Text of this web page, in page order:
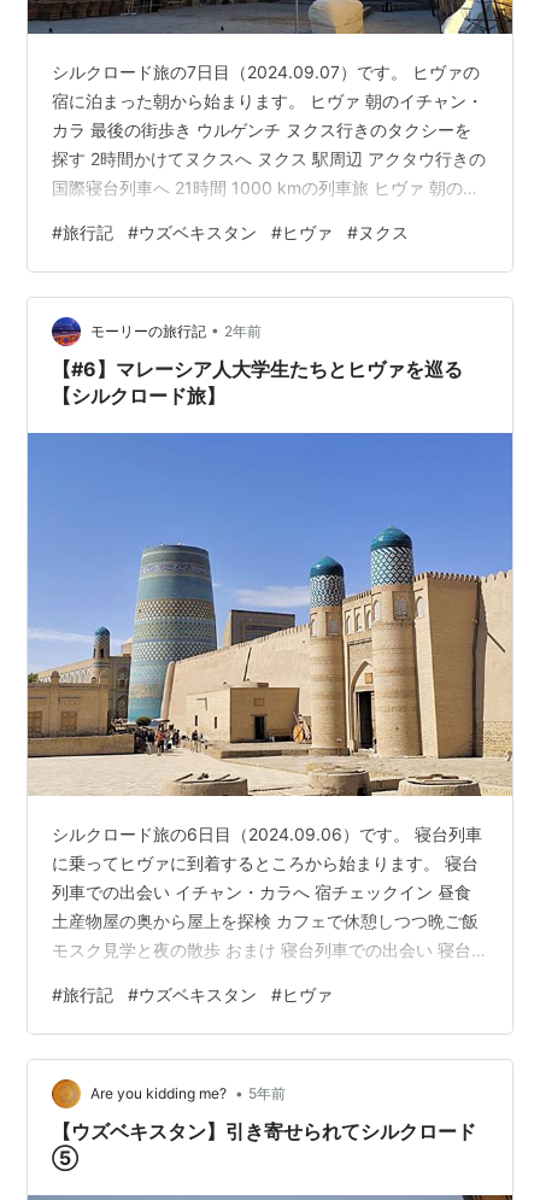
シルクロード旅の7日目（2024.09.07）です。 ヒヴァの
宿に泊まった朝から始まります。 ヒヴァ 朝のイチャン・
カラ 最後の街歩き ウルゲンチ ヌクス行きのタクシーを
探す 2時間かけてヌクスへ ヌクス 駅周辺 アクタウ行きの
国際寝台列車へ 21時間 1000 kmの列車旅 ヒヴァ 朝のイ
生たちと日の出を見るという約束をしたので、朝6:30に
宿を出てイチャン・カラに向かいます。 早朝のヒヴァは
誰も居ない 日の出と言っておきながら既に日は出てしま
っていますが、夜明けのヒヴァはめちゃくちゃ寒い。内
陸で砂漠気候なので気温の日較差は大きく、昼間は3…
#旅行記 #ウズベキスタン #ヒヴァ #ヌクス
モーリーの旅行記 • 2年前
【#6】マレーシア人大学生たちとヒヴァを巡る
【シルクロード旅】
シルクロード旅の6日目（2024.09.06）です。 寝台列車
に乗ってヒヴァに到着するところから始まります。 寝台
列車での出会い イチャン・カラへ 宿チェックイン 昼食
土産物屋の奥から屋上を探検 カフェで休憩しつつ晩ご飯
モスク見学と夜の散歩 おまけ 寝台列車での出会い 寝台
おり、起きたら外が明るくなって、同室の他の人たちは
荷造りをし始めていました。地図を見るとサマルカンド
から700 kmくらい西に移動していて、終点のヒヴァにか
なり近づいていました。 10:28、ヒヴァ駅に到着。 列車
を降りると雲一つない青空と強い日差しを浴びる 寝台列
車を…
#旅行記 #ウズベキスタン #ヒヴァ
Are you kidding me? • 5年前
【ウズベキスタン】引き寄せられてシルクロード
⑤